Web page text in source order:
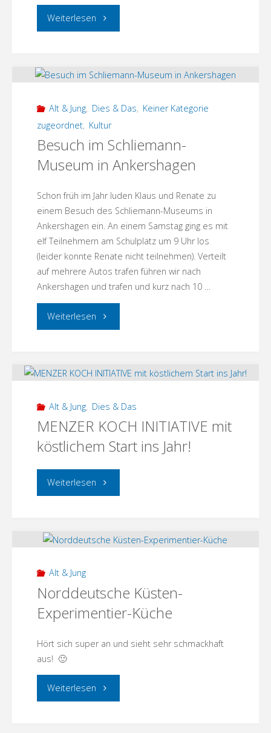
Weiterlesen "Osterbasteln
Alt & Jung, Dies & Das, Keiner Kategorie
zugeordnet, Kultur
Besuch im Schliemann-
Museum in Ankershagen
Schon früh im Jahr luden Klaus und Renate zu
einem Besuch des Schliemann-Museums in
Ankershagen ein. An einem Samstag ging es mit
elf Teilnehmern am Schulplatz um 9 Uhr los
(leider konnte Renate nicht teilnehmen). Verteilt
auf mehrere Autos trafen führen wir nach
Ankershagen und trafen und kurz nach 10 …
Weiterlesen "Besuch
Schliemann-
in
Ankershagen"
Alt & Jung, Dies & Das
MENZER KOCH INITIATIVE mit
köstlichem Start ins Jahr!
Weiterlesen "MENZER
INITIATIVE
köstlichem
Start
Alt & Jung
Norddeutsche Küsten-
Experimentier-Küche
Hört sich super an und sieht sehr schmackhaft
aus! 🙂
Weiterlesen "Norddeutsche